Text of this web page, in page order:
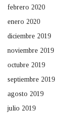
febrero 2020
enero 2020
diciembre 2019
noviembre 2019
octubre 2019
septiembre 2019
agosto 2019
julio 2019